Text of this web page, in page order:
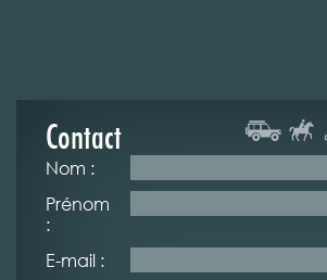
Contact
Nom :
Prénom
:
E-mail :